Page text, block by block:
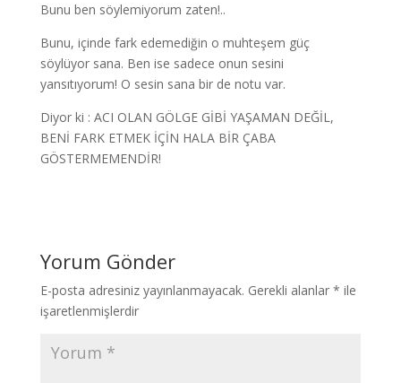
Bunu ben söylemiyorum zaten!..
Bunu, içinde fark edemediğin o muhteşem güç
söylüyor sana. Ben ise sadece onun sesini
yansıtıyorum! O sesin sana bir de notu var.
Diyor ki : ACI OLAN GÖLGE GİBİ YAŞAMAN DEĞİL,
BENİ FARK ETMEK İÇİN HALA BİR ÇABA
GÖSTERMEMENDİR!
Yorum Gönder
E-posta adresiniz yayınlanmayacak. Gerekli alanlar * ile
işaretlenmişlerdir